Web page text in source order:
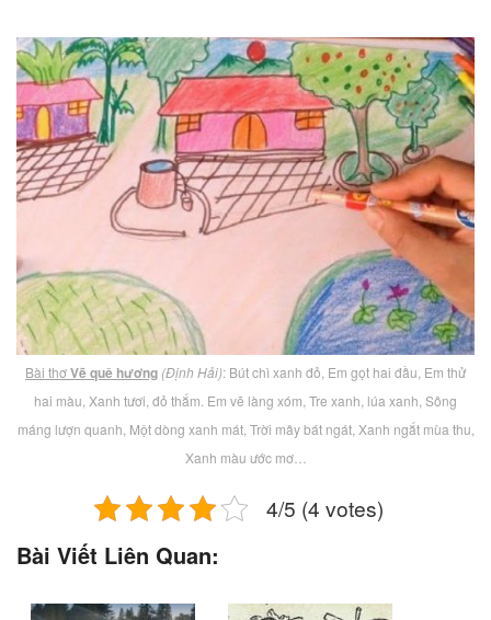
Bài thơVẽ quê hương (Định Hải): Bút chì xanh đỏ, Em gọt hai đầu, Em thử
hai màu, Xanh tươi, đỏ thắm. Em vẽ làng xóm, Tre xanh, lúa xanh, Sông
máng lượn quanh, Một dòng xanh mát, Trời mây bát ngát, Xanh ngắt mùa thu,
Xanh màu ước mơ…
4/5 (4 votes)
Bài Viết Liên Quan: